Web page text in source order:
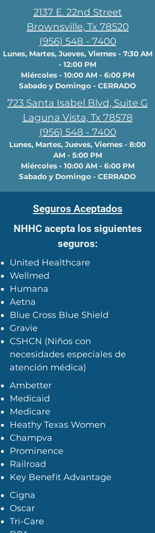
2137 E. 22nd Street
Brownsville, Tx 78520
(956) 548 - 7400
Lunes, Martes, Jueves, Viernes - 7:30 AM
- 12:00 PM
Miércoles - 10:00 AM - 6:00 PM
Sabado y Domingo - CERRADO
723 Santa Isabel Blvd, Suite G
Laguna Vista, Tx 78578
(956) 548 - 7400
Lunes, Martes, Jueves, Viernes - 8:00
AM - 5:00 PM
Miércoles - 10:00 AM - 6:00 PM
Sabado y Domingo - CERRADO
Seguros Aceptados
NHHC acepta los siguientes
seguros:
United Healthcare
Wellmed
Humana
Aetna
Blue Cross Blue Shield
Gravie
CSHCN (Niños con
necesidades especiales de
atención médica)
Ambetter
Medicaid
Medicare
Heathy Texas Women
Champva
Prominence
Railroad
Key Benefit Advantage
Cigna
Oscar
Tri-Care